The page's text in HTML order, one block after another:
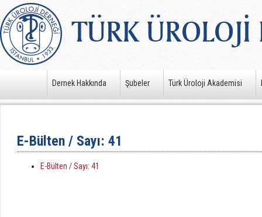
Dernek Hakkında Şubeler Türk Üroloji Akademisi
E-Bülten / Sayı: 41
E-Bülten / Sayı: 41